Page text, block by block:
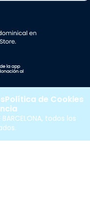
todos los
Política de Cookies